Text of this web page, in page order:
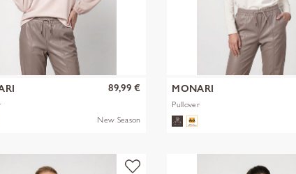
89,99 €
New Season
MONARI
Pullover